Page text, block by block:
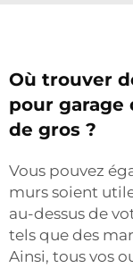
Où trouver
pour garage
de gros ?
Vous pouvez
murs soient
au-dessus de
tels que des
Ainsi, tous vos